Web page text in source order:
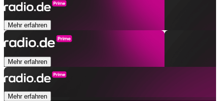
Mehr erfahren
Mehr erfahren
Mehr erfahren